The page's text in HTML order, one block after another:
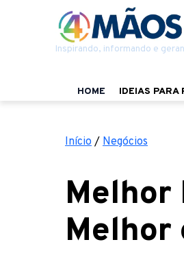
Inspirando, informando e
HOME IDEIAS PARA
Início / Negócios
Melhor